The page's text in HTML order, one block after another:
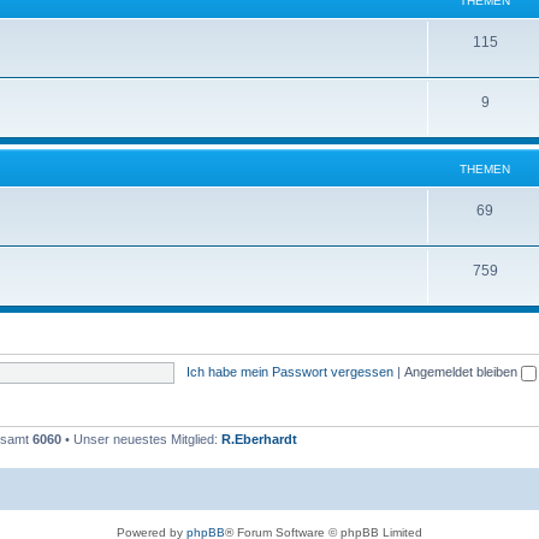
115T
m
e
9T
e
THEMEN
69
e
m
n
759T
m
n
Ich habe mein Passwort vergessen | Angemeldet bleiben
6060 • Unser neuestes Mitglied: R.Eberhardt
Powered by phpBB® Forum Software © phpBB Limited